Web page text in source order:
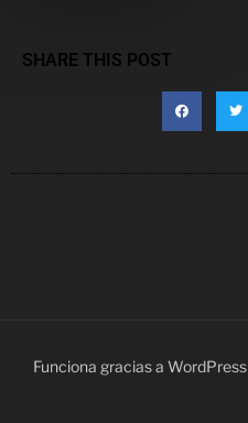
SHARE THIS POST
Funciona gracias a WordPress